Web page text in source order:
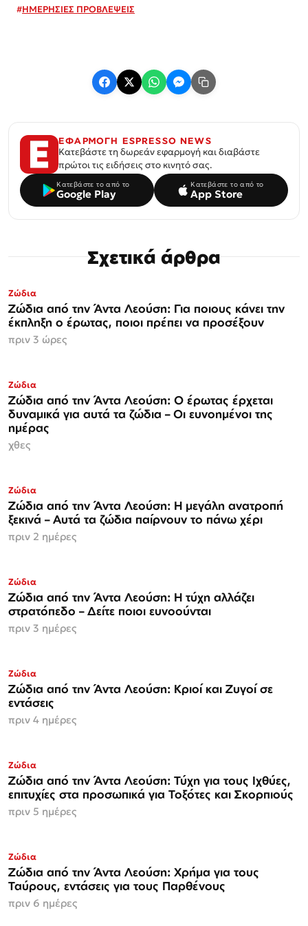
#ΗΜΕΡΗΣΙΕΣ ΠΡΟΒΛΕΨΕΙΣ
ΕΦΑΡΜΟΓΗ ESPRESSO NEWS
Κατεβάστε τη δωρεάν εφαρμογή και διαβάστε
πρώτοι τις ειδήσεις στο κινητό σας.
Κατεβάστε το από το
Google Play
Κατεβάστε το από το
App Store
Σχετικά άρθρα
Ζώδια
Ζώδια από την Άντα Λεούση: Για ποιους κάνει την
έκπληξη ο έρωτας, ποιοι πρέπει να προσέξουν
πριν 3 ώρες
Ζώδια
Ζώδια από την Άντα Λεούση: Ο έρωτας έρχεται
δυναμικά για αυτά τα ζώδια – Οι ευνοημένοι της
ημέρας
χθες
Ζώδια
Ζώδια από την Άντα Λεούση: Η μεγάλη ανατροπή
ξεκινά – Αυτά τα ζώδια παίρνουν το πάνω χέρι
πριν 2 ημέρες
Ζώδια
Ζώδια από την Άντα Λεούση: Η τύχη αλλάζει
στρατόπεδο – Δείτε ποιοι ευνοούνται
πριν 3 ημέρες
Ζώδια
Ζώδια από την Άντα Λεούση: Κριοί και Ζυγοί σε
εντάσεις
πριν 4 ημέρες
Ζώδια
Ζώδια από την Άντα Λεούση: Τύχη για τους Ιχθύες,
επιτυχίες στα προσωπικά για Τοξότες και Σκορπιούς
πριν 5 ημέρες
Ζώδια
Ζώδια από την Άντα Λεούση: Χρήμα για τους
Ταύρους, εντάσεις για τους Παρθένους
πριν 6 ημέρες